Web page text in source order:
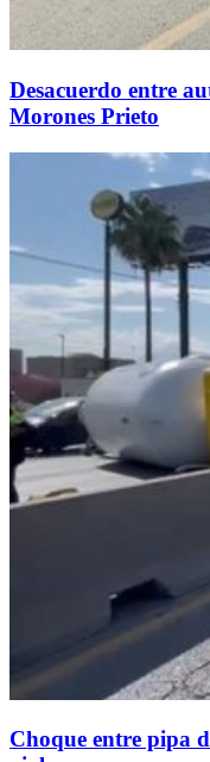
Desacuerdo entre
Morones Prieto
Choque entre pipa